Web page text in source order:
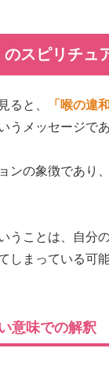
のスピリチュ
ると、 「喉の違
うメッセージで
ンの象徴であり
うことは、自分
しまっている可
意味での解釈